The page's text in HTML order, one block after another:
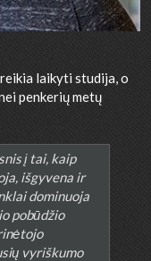
laikyti studija, o
penkerių metų
į tai, kaip
išgyvena ir
dominuoja
pobūdžio
vyriškumo